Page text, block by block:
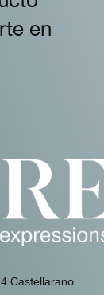
en
Castellarano